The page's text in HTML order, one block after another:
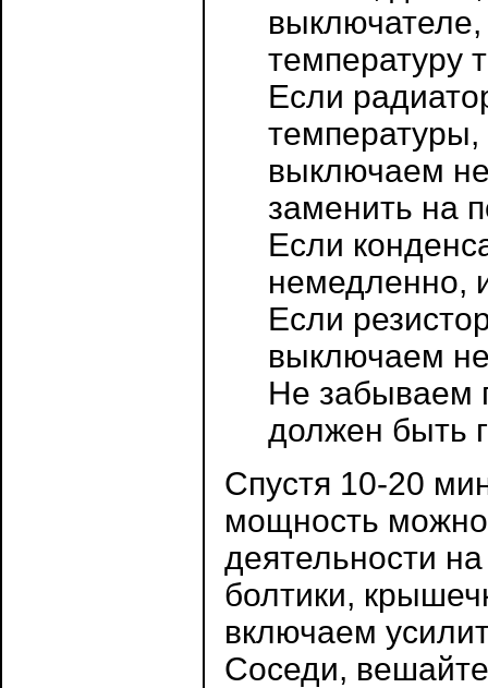
температуру
Если
температуры,
выключаем
заменить на
Если
немедленно,
Если
выключаем
Не забываем
должен быть
Спустя 10-20
мощность можно
деятельности
болтики,
включаем
Соседи,